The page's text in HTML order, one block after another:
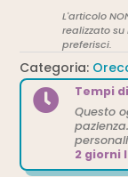
L'articolo
realizzato su
preferisci.
Categoria:

Tempi
Questo
2 giorni